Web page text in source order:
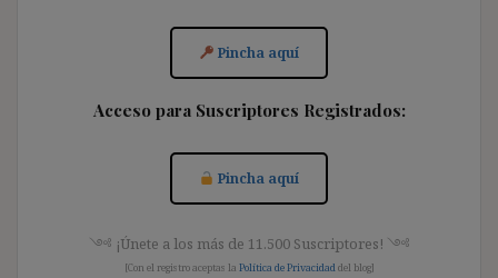
Pincha aquí
Acceso para Suscriptores Registrados:
Pincha aquí
༺ ¡Únete a los más de 11.500 Suscriptores! ༺
[Con el registro aceptas la Política de Privacidad del blog]